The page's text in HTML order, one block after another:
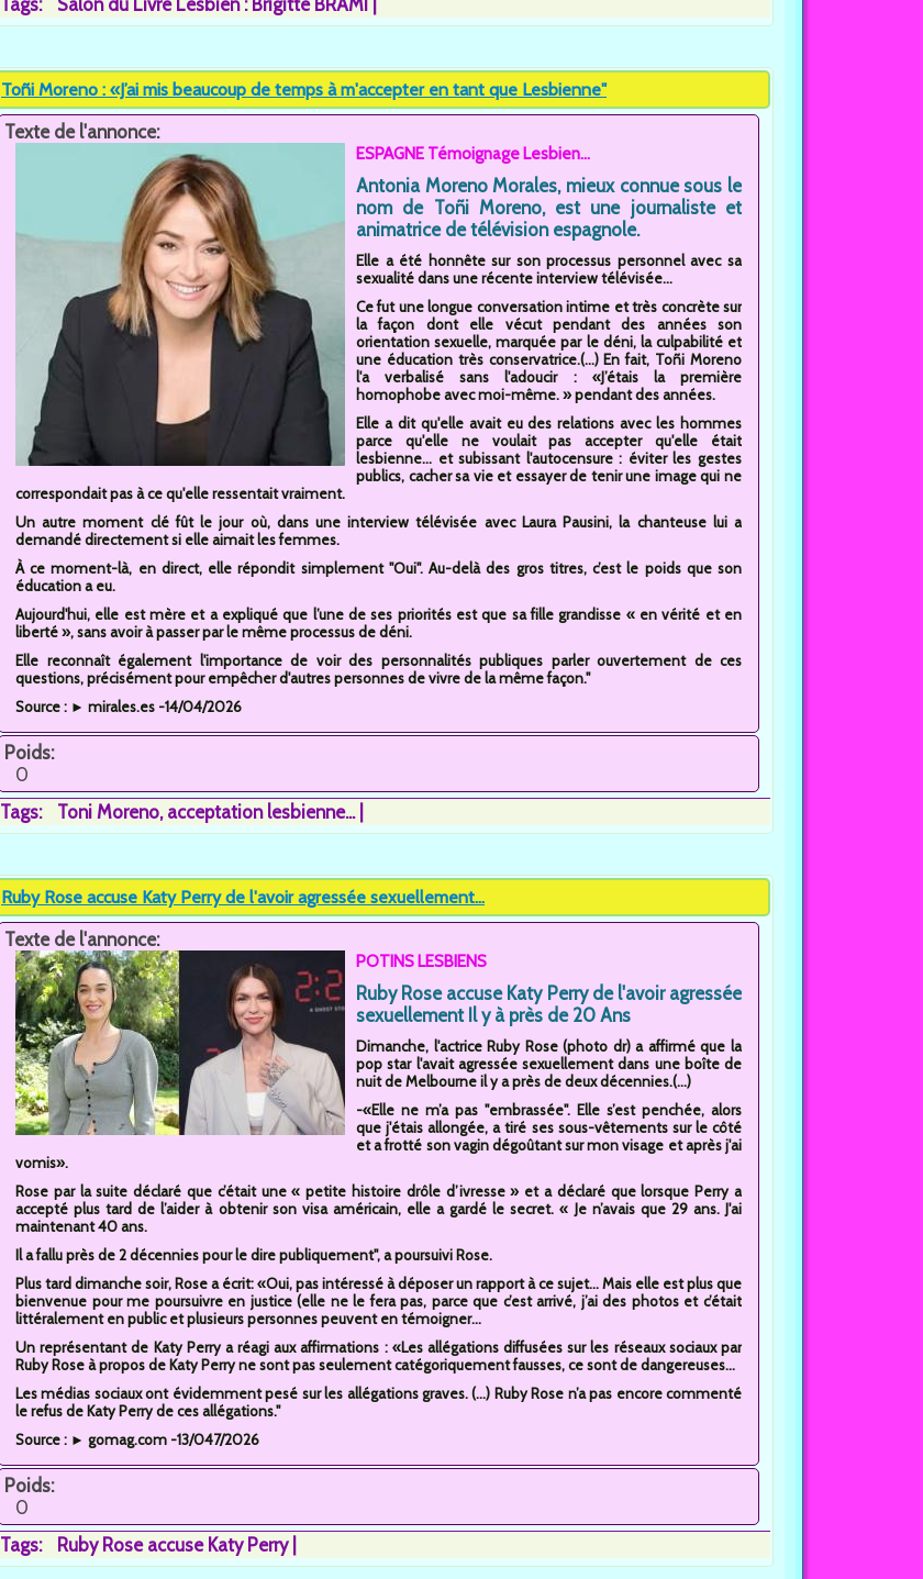
Toñi Moreno : «J’ai mis beaucoup de temps à m'accepter en tant que Lesbienne"
Texte de l'annonce:
ESPAGNE Témoignage Lesbien...
Antonia Moreno Morales, mieux connue sous le
nom de Toñi Moreno, est une journaliste et
animatrice de télévision espagnole.
Elle a été honnête sur son processus personnel avec sa
sexualité dans une récente interview télévisée...
Ce fut une longue conversation intime et très concrète sur
la façon dont elle vécut pendant des années son
orientation sexuelle, marquée par le déni, la culpabilité et
une éducation très conservatrice.(...) En fait, Toñi Moreno
l'a verbalisé sans l'adoucir : «J’étais la première
homophobe avec moi-même. » pendant des années.
Elle a dit qu'elle avait eu des relations avec les hommes
parce qu'elle ne voulait pas accepter qu'elle était
lesbienne... et subissant l'autocensure : éviter les gestes
publics, cacher sa vie et essayer de tenir une image qui ne
correspondait pas à ce qu'elle ressentait vraiment.
Un autre moment clé fût le jour où, dans une interview télévisée avec Laura Pausini, la chanteuse lui a
demandé directement si elle aimait les femmes.
À ce moment-là, en direct, elle répondit simplement "Oui". Au-delà des gros titres, c’est le poids que son
éducation a eu.
Aujourd'hui, elle est mère et a expliqué que l’une de ses priorités est que sa fille grandisse « en vérité et en
liberté », sans avoir à passer par le même processus de déni.
Elle reconnaît également l'importance de voir des personnalités publiques parler ouvertement de ces
questions, précisément pour empêcher d'autres personnes de vivre de la même façon."
Source : ► mirales.es -14/04/2026
Poids:
0
Tags:
Toni Moreno acceptation lesbienne...
Ruby Rose accuse Katy Perry de l'avoir agressée sexuellement...
Texte de l'annonce:
POTINS LESBIENS
Ruby Rose accuse Katy Perry de l'avoir agressée
sexuellement Il y à près de 20 Ans
Dimanche, l'actrice Ruby Rose (photo dr) a affirmé que la
pop star l'avait agressée sexuellement dans une boîte de
nuit de Melbourne il y a près de deux décennies.(...)
-«Elle ne m’a pas "embrassée". Elle s’est penchée, alors
que j'étais allongée, a tiré ses sous-vêtements sur le côté
et a frotté son vagin dégoûtant sur mon visage et après j'ai
vomis».
Rose par la suite déclaré que c’était une « petite histoire drôle d’ivresse » et a déclaré que lorsque Perry a
accepté plus tard de l’aider à obtenir son visa américain, elle a gardé le secret. « Je n’avais que 29 ans. J'ai
maintenant 40 ans.
Il a fallu près de 2 décennies pour le dire publiquement", a poursuivi Rose.
Plus tard dimanche soir, Rose a écrit: «Oui, pas intéressé à déposer un rapport à ce sujet... Mais elle est plus que
bienvenue pour me poursuivre en justice (elle ne le fera pas, parce que c’est arrivé, j’ai des photos et c’était
littéralement en public et plusieurs personnes peuvent en témoigner...
Un représentant de Katy Perry a réagi aux affirmations : «Les allégations diffusées sur les réseaux sociaux par
Ruby Rose à propos de Katy Perry ne sont pas seulement catégoriquement fausses, ce sont de dangereuses...
Les médias sociaux ont évidemment pesé sur les allégations graves. (...) Ruby Rose n’a pas encore commenté
le refus de Katy Perry de ces allégations."
Source : ► gomag.com -13/047/2026
Poids:
0
Tags:
Ruby Rose accuse Katy Perry